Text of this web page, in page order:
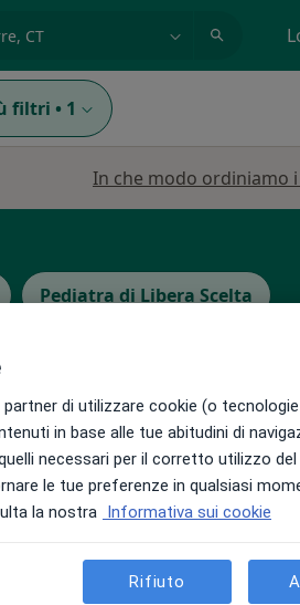
filtri • 1
In che modo ordiniamo
Pediatra di Libera Scelta
Domani
8 Ago
Dom,
9 Ago
Lun,
10 Ago
ci sono agende disponibili!
di utilizzare cookie (o
in base alle tue abitudini di
necessari per il corretto utilizzo
le tue preferenze in qualsiasi
la nostra Informativa sui cookie
Rifiuto